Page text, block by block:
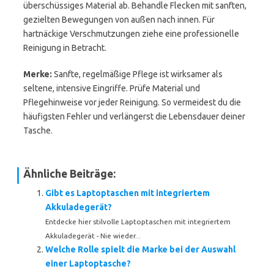
überschüssiges Material ab. Behandle Flecken mit sanften,
gezielten Bewegungen von außen nach innen. Für
hartnäckige Verschmutzungen ziehe eine professionelle
Reinigung in Betracht.
Merke: Sanfte, regelmäßige Pflege ist wirksamer als
seltene, intensive Eingriffe. Prüfe Material und
Pflegehinweise vor jeder Reinigung. So vermeidest du die
häufigsten Fehler und verlängerst die Lebensdauer deiner
Tasche.
Ähnliche Beiträge:
Gibt es Laptoptaschen mit integriertem
Akkuladegerät?
Entdecke hier stilvolle Laptoptaschen mit integriertem
Akkuladegerät - Nie wieder...
Welche Rolle spielt die Marke bei der Auswahl
einer Laptoptasche?